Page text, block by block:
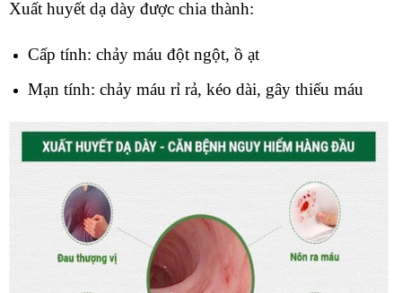
Xuất huyết dạ dày được chia thành:
Cấp tính: chảy máu đột ngột, ồ ạt
Mạn tính: chảy máu rỉ rả, kéo dài, gây thiếu máu